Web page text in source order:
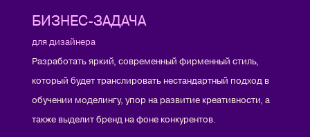
БИЗНЕС-ЗАДАЧА
для дизайнера
Разработать яркий, современный фирменный стиль,
который будет транслировать нестандартный подход в
обучении моделингу, упор на развитие креативности, а
также выделит бренд на фоне конкурентов.